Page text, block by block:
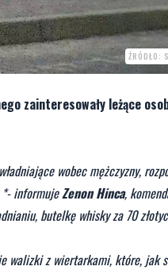
ŹRÓDŁO:
zainteresowały leżące
wobec mężczyzny,
*- informujeZenon Hinca,
butelkę whisky za 70
walizki z wiertarkami, które, jak